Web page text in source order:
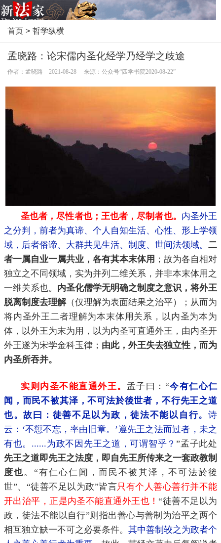
首页 > 哲学纵横
孟晓路：论宋儒内圣化经学乃经学之歧途
作者：孟晓路 2021-08-28 来源：公众号“四学书院2020-08-22”
圣也者，尽性者也；王也者，尽制者也。 内圣外王
之分判，前者为真谛、个人自知生活、心性、形上学领
域，后者俗谛、大群共见生活、制度、世间法领域。 二
者一属自业一属共业，各有其本末体用 ；故为各自相对
独立之不同领域，实为并列二维关系，并非本末体用之
一维关系也。 内圣化儒学无明确之制度之意识，将外王
脱离制度去理解（仅理解为表面结果之治平）；从而为
将内圣外王二者理解为本末体用关系，以内圣为本为
体，以外王为末为用，以为内圣可直通外王，由内圣开
外王遂为宋学金科玉律； 由此，外王失去独立性，而为
内圣所吞并。
实则内圣不能直通外王。 孟子曰：“今有仁心仁
闻，而民不被其泽，不可法於後世者，不行先王之道
也。故曰：徒善不足以为政，徒法不能以自行。 诗
云：‘不愆不忘，率由旧章。’遵先王之法而过者，未之
有也。 ......为政不因先王之道，可谓智乎？”孟子此处
先王之道即先王之法度，即自先王所传来之一套政教制
度也。“有仁心仁闻，而民不被其泽，不可法於後
世”、“徒善不足以为政”皆言只有个人善心善行并不能
开出治平，正是内圣不能直通外王也！ “徒善不足以为
政，徒法不能以自行”则指出善心与善制为治平之两个
相互独立缺一不可之必要条件。 其中善制较之为政者个